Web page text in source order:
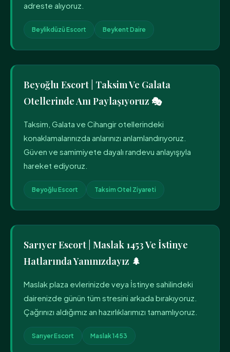
adreste alıyoruz.
Beylikdüzü Escort Beykent Daire
Beyoğlu Escort | Taksim Ve Galata
Otellerinde Anı Paylaşıyoruz 🎭
Taksim, Galata ve Cihangir otellerindeki
konaklamalarınızda anlarınızı anlamlandırıyoruz.
Güven ve samimiyete dayalı randevu anlayışıyla
hareket ediyoruz.
Beyoğlu Escort Taksim Otel Ziyareti
Sarıyer Escort | Maslak 1453 Ve İstinye
Hatlarında Yanınızdayız 🌲
Maslak plaza evlerinizde veya İstinye sahilindeki
dairenizde günün tüm stresini arkada bırakıyoruz.
Çağrınızı aldığımız an hazırlıklarımızı tamamlıyoruz.
Sarıyer Escort Maslak 1453